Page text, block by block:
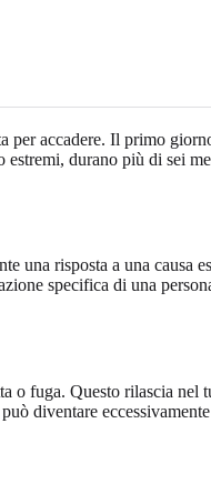
per accadere. Il primo
durano più di sei
una risposta a una causa
specifica di una
fuga. Questo rilascia nel
diventare